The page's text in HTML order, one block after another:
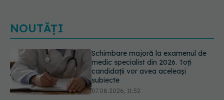
NOUTĂȚI
Ashwagandha: 4 efecte adverse
potențial grave
07.08.2026, 11:03